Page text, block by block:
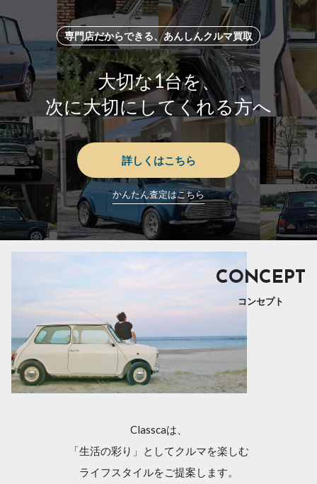
専門店だからできる、あんしんクルマ買取
大切な1台を、
次に大切にしてくれる方へ
詳しくはこちら
かんたん査定はこちら
CONCEPT
コンセプト
Classcaは、
「生活の彩り」としてクルマを楽しむ
ライフスタイルをご提案します。